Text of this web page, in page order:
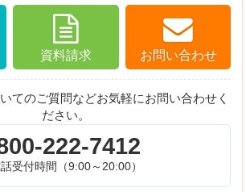
資料請求 お問い合わせ
てのご質問などお気軽にお問い合わせく
ださい。
222-7412
受付時間（9:00～20:00）